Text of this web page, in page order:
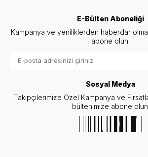
E-Bülten Aboneliği
Kampanya ve yeniliklerden haberdar
abone olun!
Sosyal Medya
Takipçilerimize Özel Kampanya ve
bültenimize abone